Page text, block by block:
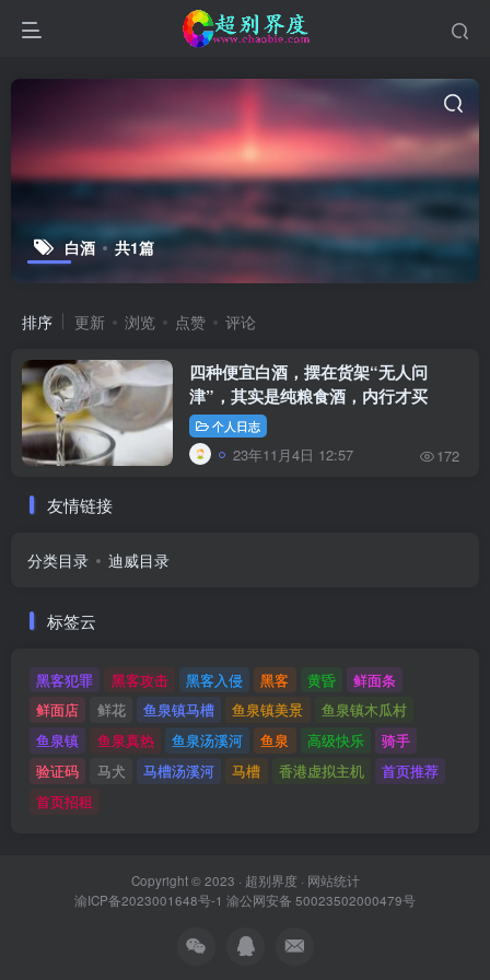
白酒 共1篇
排序 更新 浏览 点赞 评论
四种便宜白酒，摆在货架“无人问
津”，其实是纯粮食酒，内行才买 ​
个人日志
23年11月4日 12:57 172
友情链接
分类目录 迪威目录
标签云
黑客犯罪 黑客攻击 黑客入侵 黑客 黄昏
鲜面条
鲜面店
鲜花 鱼泉镇马槽 鱼泉镇美景
鱼泉镇木瓜村
鱼泉镇
鱼泉真热 鱼泉汤溪河 鱼泉 高级快乐
骑手
验证码
马犬 马槽汤溪河 马槽 香港虚拟主机
首页推荐
首页招租
Copyright © 2023 · 超别界度· 网站统计
渝ICP备2023001648号-1 渝公网安备 50023502000479号